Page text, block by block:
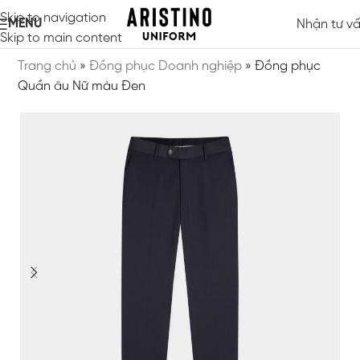
Skip to navigation
Skip to main content
MENU Nhận tư
Trang chủ »Đồng phục Doanh nghiệp »Đồng phục
Quần âu Nữ màu Đen